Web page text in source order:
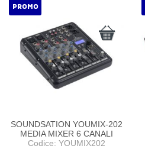
PROMO
SOUNDSATION YOUMIX-202
MEDIA MIXER 6 CANALI
Codice: YOUMIX202